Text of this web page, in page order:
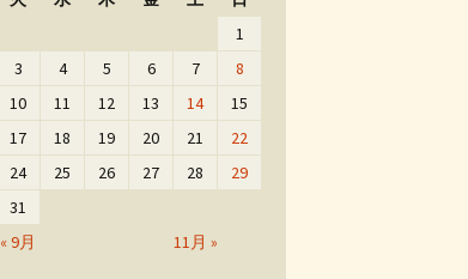
« 9月 11月 »
1
3 4 5 6 7
8
10 11 12 13 14
15
17 18 19 20 21
22
24 25 26 27 28
29
31